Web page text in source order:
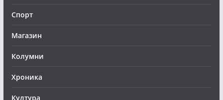
Спорт
Магазин
Колумни
Хроника
Култура